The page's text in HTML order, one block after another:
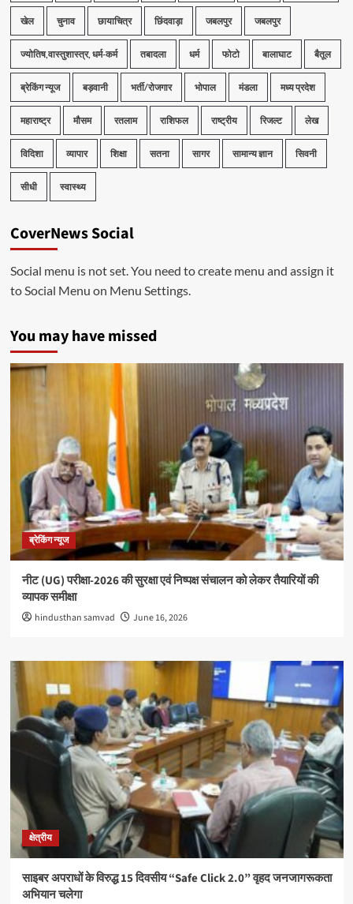
खेल चुनाव छायाचित्र छिंदवाड़ा जबलपुर जबलपुर
ज्योतिष,वास्तुशास्त्र, धर्म-कर्म तबादला धर्म फोटो बालाघाट बैतूल
ब्रेकिंग न्यूज बड़वानी भर्ती/रोजगार भोपाल मंडला मध्य प्रदेश
महाराष्ट्र मौसम रतलाम राशिफल राष्ट्रीय रिजल्ट लेख
विदिशा व्यापार शिक्षा सतना सागर सामान्य ज्ञान सिवनी
सीधी स्वास्थ्य
CoverNews Social
Social menu is not set. You need to create menu and assign it
to Social Menu on Menu Settings.
You may have missed
ब्रेकिंग न्यूज
नीट (UG) परीक्षा-2026 की सुरक्षा एवं निष्पक्ष संचालन को लेकर तैयारियों की
व्यापक समीक्षा
hindusthan samvad June 16, 2026
क्षेत्रीय
साइबर अपराधों के विरुद्ध 15 दिवसीय “Safe Click 2.0” वृहद जनजागरूकता
अभियान चलेगा